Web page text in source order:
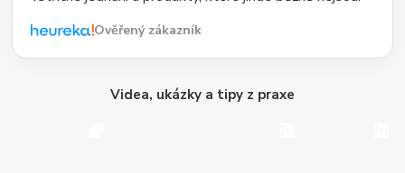
Ověřený zákazník
Videa, ukázky a tipy z praxe